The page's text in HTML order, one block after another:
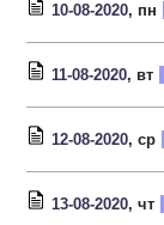
10-08-2020, пн
11-08-2020, вт
12-08-2020, ср
13-08-2020, чт